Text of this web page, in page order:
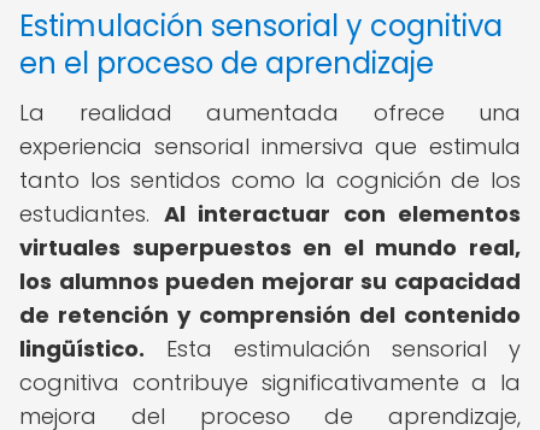
Estimulación sensorial y cognitiva
en el proceso de aprendizaje
La realidad aumentada ofrece una
experiencia sensorial inmersiva que estimula
tanto los sentidos como la cognición de los
estudiantes. Al interactuar con elementos
virtuales superpuestos en el mundo real,
los alumnos pueden mejorar su capacidad
de retención y comprensión del contenido
lingüístico. Esta estimulación sensorial y
cognitiva contribuye significativamente a la
mejora del proceso de aprendizaje,